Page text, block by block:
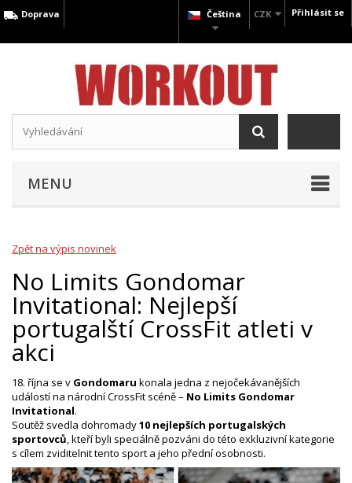
Přihlásit se
CZK
Čeština
Doprava
MENU
Zpět na výpis novinek
No Limits Gondomar
Invitational: Nejlepší
portugalští CrossFit atleti v
akci
18. října se v Gondomaru konala jedna z nejočekávanějších
událostí na národní CrossFit scéně – No Limits Gondomar
Invitational.
Soutěž svedla dohromady10 nejlepších portugalských
sportovců , kteří byli speciálně pozváni do této exkluzivní kategorie
s cílem zviditelnit tento sport a jeho přední osobnosti.